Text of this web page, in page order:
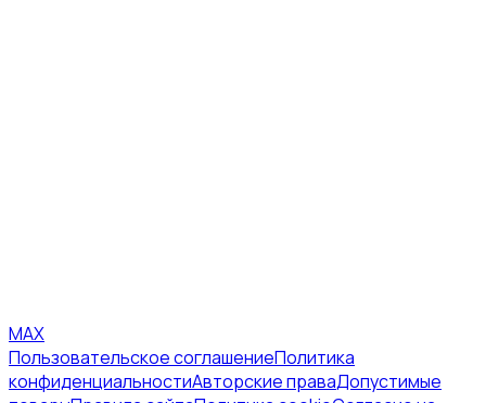
MAX
Пользовательское соглашениеПолитика
конфиденциальностиАвторские праваДопустимые